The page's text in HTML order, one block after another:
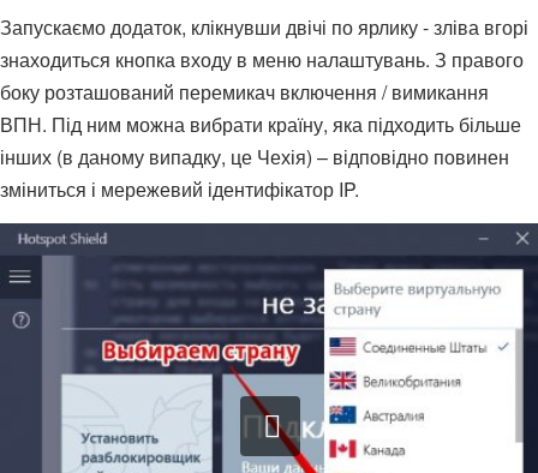
Запускаємо додаток, клікнувши двічі по ярлику - зліва вгорі
знаходиться кнопка входу в меню налаштувань. З правого
боку розташований перемикач включення / вимикання
ВПН. Під ним можна вибрати країну, яка підходить більше
інших (в даному випадку, це Чехія) – відповідно повинен
зміниться і мережевий ідентифікатор IP.